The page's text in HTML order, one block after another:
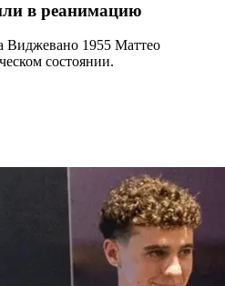
в реанимацию
Виджевано 1955 Маттео
состоянии.